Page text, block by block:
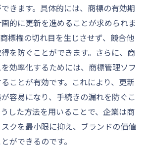
報を活用した商標更新のための準
最小限に抑える商標更新のテクニ
クを軽減するための商標更新戦略
における法的リスクの種類と対策
バイザーの活用によるリスク管理
の法的トラブルを未然に防ぐ方法
きます。具体的には、商標の有効期
的に更新を進めることが求められま
標権の切れ目を生じさせず、競合他
を防ぐことができます。さらに、商
効率化するためには、商標管理ソフ
ことが有効です。これにより、更新
容易になり、手続きの漏れを防ぐこ
した方法を用いることで、企業は商
クを最小限に抑え、ブランドの価値
ができるのです。